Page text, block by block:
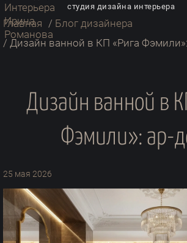
студия дизайна интерьера
Главная / Блог дизайнера
/ Дизайн ванной в КП «Рига
Дизайн ванной в
Фэмили»: ар-
25 мая 2026